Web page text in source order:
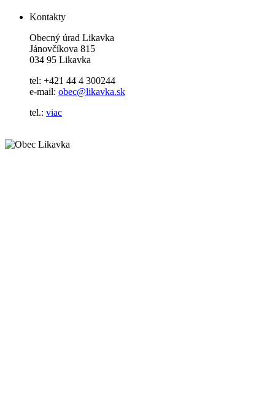
Kontakty
Obecný úrad Likavka
Jánovčíkova 815
034 95 Likavka
tel: +421 44 4 300244
e-mail: obec@likavka.sk
tel.: viac